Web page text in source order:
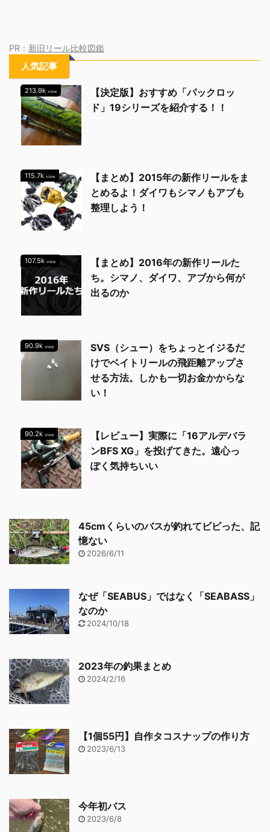
PR： 新旧リール比較図鑑
人気記事
213.9k view
【決定版】おすすめ「パックロッ
ド」19シリーズを紹介する！！
115.7k view
【まとめ】2015年の新作リールをま
とめるよ！ダイワもシマノもアブも
整理しよう！
107.5k view
【まとめ】2016年の新作リールた
ち。シマノ、ダイワ、アブから何が
出るのか
90.9k view
SVS（シュー）をちょっとイジるだ
けでベイトリールの飛距離アップさ
せる方法。しかも一切お金かからな
い！
90.2k view
【レビュー】実際に「16アルデバラ
ンBFS XG」を投げてきた。遠心っ
ぽく気持ちいい
45cmくらいのバスが釣れてビビった、記
憶ない
2026/6/11
なぜ「SEABUS」ではなく「SEABASS」
なのか
2024/10/18
2023年の釣果まとめ
2024/2/16
【1個55円】自作タコスナップの作り方
2023/6/13
今年初バス
2023/6/8